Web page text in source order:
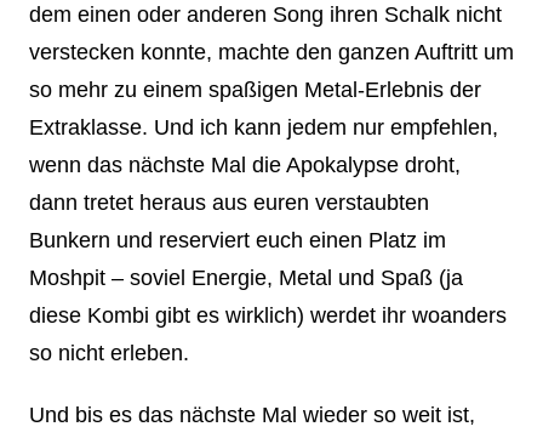
dem einen oder anderen Song ihren Schalk nicht
verstecken konnte, machte den ganzen Auftritt um
so mehr zu einem spaßigen Metal-Erlebnis der
Extraklasse. Und ich kann jedem nur empfehlen,
wenn das nächste Mal die Apokalypse droht,
dann tretet heraus aus euren verstaubten
Bunkern und reserviert euch einen Platz im
Moshpit – soviel Energie, Metal und Spaß (ja
diese Kombi gibt es wirklich) werdet ihr woanders
so nicht erleben.
Und bis es das nächste Mal wieder so weit ist,